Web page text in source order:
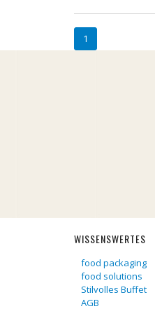
1
WISSENSWERTES
food packaging
food solutions
Stilvolles Buffet
AGB